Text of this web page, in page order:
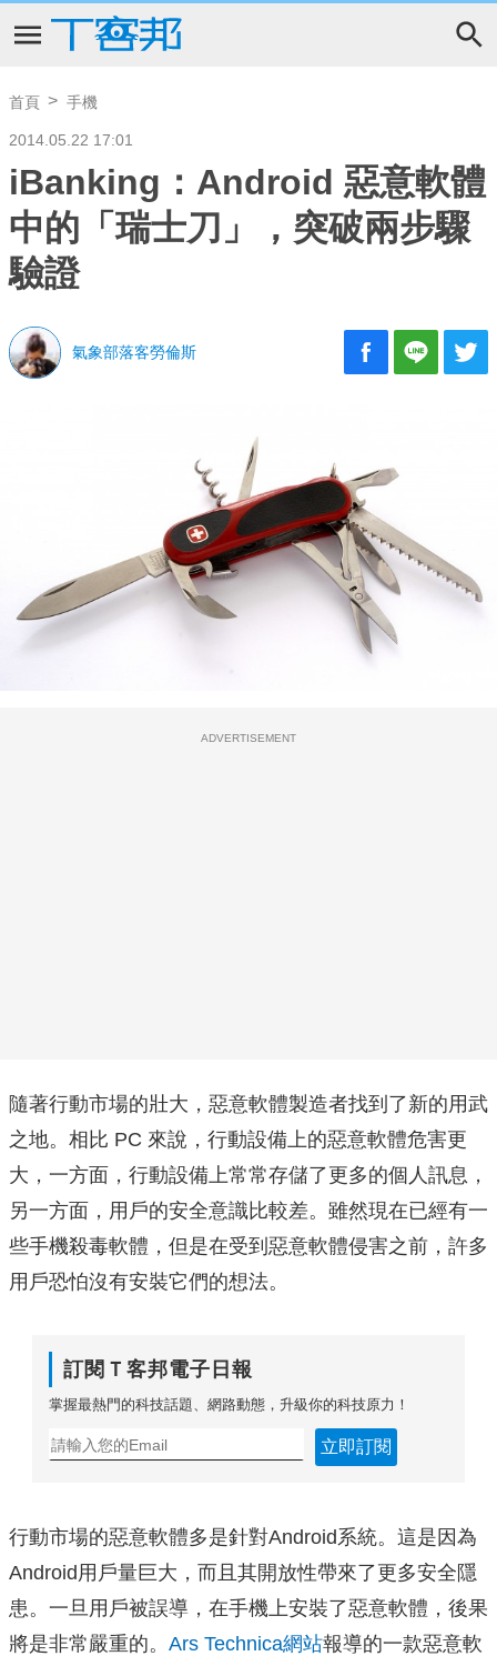
首頁 手機
2014.05.22 17:01
iBanking：Android 惡意軟體
中的「瑞士刀」，突破兩步驟
驗證
氣象部落客勞倫斯
ADVERTISEMENT
隨著行動市場的壯大，惡意軟體製造者找到了新的用武
之地。相比 PC 來說，行動設備上的惡意軟體危害更
大，一方面，行動設備上常常存儲了更多的個人訊息，
另一方面，用戶的安全意識比較差。雖然現在已經有一
些手機殺毒軟體，但是在受到惡意軟體侵害之前，許多
用戶恐怕沒有安裝它們的想法。
訂閱Ｔ客邦電子日報
掌握最熱門的科技話題、網路動態，升級你的科技原力！
立即訂閱
行動市場的惡意軟體多是針對Android系統。這是因為
Android用戶量巨大，而且其開放性帶來了更多安全隱
患。一旦用戶被誤導，在手機上安裝了惡意軟體，後果
將是非常嚴重的。 Ars Technica網站報導的一款惡意軟